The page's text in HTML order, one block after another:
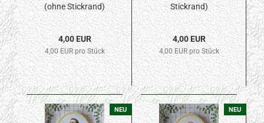
(ohne Stickrand)
70x100mm
4,00 EUR
4,00 EUR pro Stück
Stickrand)
70x100mm
4,00 EUR
4,00 EUR pro Stück
NEU NEU